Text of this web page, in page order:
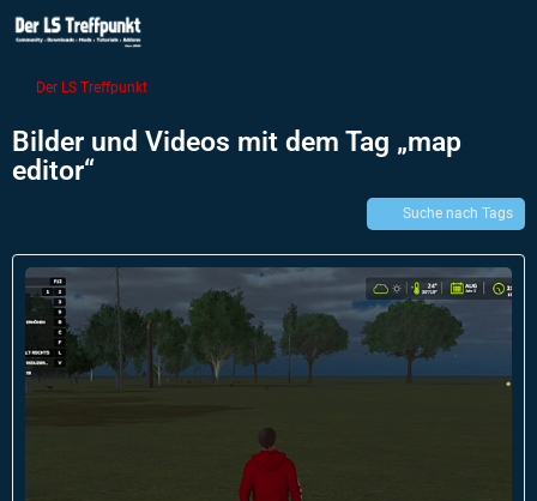
Der LS Treffpunkt
Bilder und Videos mit dem Tag „map
editor“
Suche nach Tags